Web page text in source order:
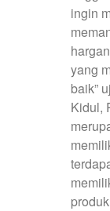
ingin
yang
baik”
Kidul,